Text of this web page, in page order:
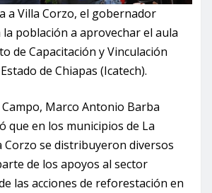
a Villa Corzo, el gobernador
población a aprovechar el aula
de Capacitación y Vinculación
de Chiapas (Icatech).
Marco Antonio Barba
que en los municipios de La
Corzo se distribuyeron diversos
de los apoyos al sector
las acciones de reforestación en